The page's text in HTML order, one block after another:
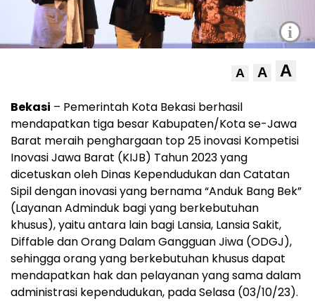
i
A A A
Bekasi – Pemerintah Kota Bekasi berhasil
mendapatkan tiga besar Kabupaten/Kota se-Jawa
Barat meraih penghargaan top 25 inovasi Kompetisi
Inovasi Jawa Barat (KIJB) Tahun 2023 yang
dicetuskan oleh Dinas Kependudukan dan Catatan
Sipil dengan inovasi yang bernama “Anduk Bang Bek”
(Layanan Adminduk bagi yang berkebutuhan
khusus), yaitu antara lain bagi Lansia, Lansia Sakit,
Diffable dan Orang Dalam Gangguan Jiwa (ODGJ),
sehingga orang yang berkebutuhan khusus dapat
mendapatkan hak dan pelayanan yang sama dalam
administrasi kependudukan, pada Selasa (03/10/23).